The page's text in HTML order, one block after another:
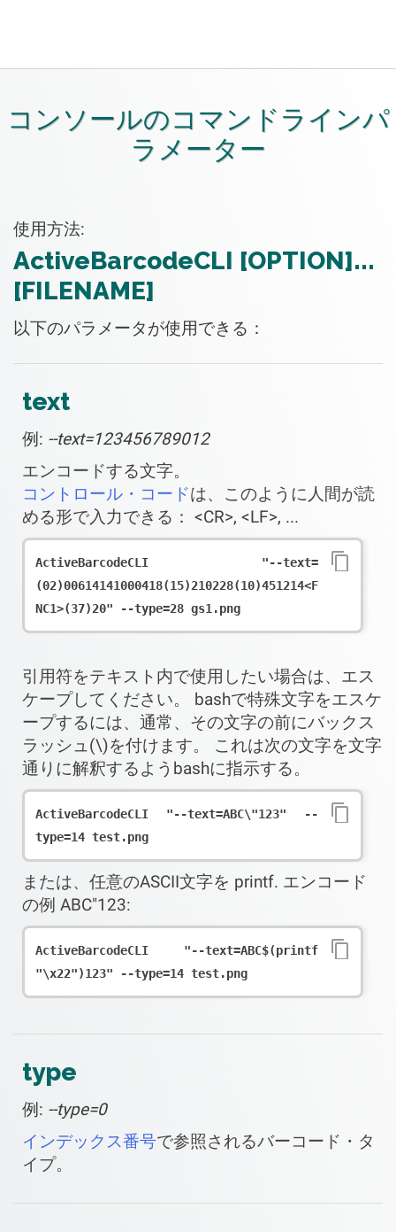
コンソールのコマンドラインパ
ラメーター
使用方法:
ActiveBarcodeCLI [OPTION]...
[FILENAME]
以下のパラメータが使用できる：
text
例: --text=123456789012
エンコードする文字。
コントロール・コードは、このように人間が読
める形で入力できる： <CR>, <LF>, ...
ActiveBarcodeCLI "--text=
(02)00614141000418(15)210228(10)451214<F
NC1>(37)20" --type=28 gs1.png
引用符をテキスト内で使用したい場合は、エス
ケープしてください。 bashで特殊文字をエスケ
ープするには、通常、その文字の前にバックス
ラッシュ(\)を付けます。 これは次の文字を文字
通りに解釈するようbashに指示する。
ActiveBarcodeCLI "--text=ABC\"123" --
type=14 test.png
または、任意のASCII文字を printf. エンコード
の例 ABC"123:
ActiveBarcodeCLI "--text=ABC$(printf
"\x22")123" --type=14 test.png
type
例: --type=0
インデックス番号で参照されるバーコード・タ
イプ。